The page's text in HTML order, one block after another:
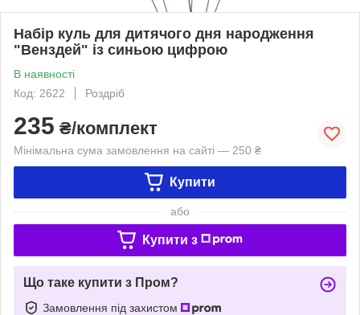
Набір куль для дитячого дня народження
"Венздей" із синьою цифрою
В наявності
Код: 2622
Роздріб
235 ₴/комплект
Мінімальна сума замовлення на сайті — 250 ₴
Купити
або
Купити з
Що таке купити з Пром?
Замовлення під захистом